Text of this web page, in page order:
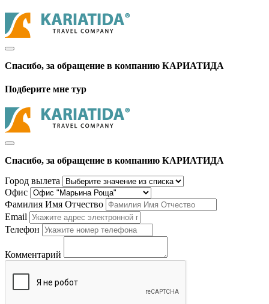
Спасибо, за обращение в компанию КАРИАТИДА
Подберите мне тур
Спасибо, за обращение в компанию КАРИАТИДА
Город вылета
Офис
Фамилия Имя Отчество
Email
Телефон
Комментарий